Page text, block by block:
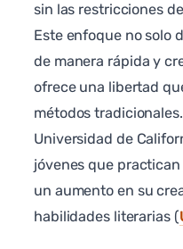
sin las restricciones
Este enfoque no solo
de manera rápida y
ofrece una libertad
métodos
Universidad de
jóvenes que
un aumento en su
habilidades literarias (